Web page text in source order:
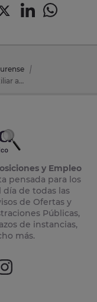
Convocatoria de 3 plazas: Oposiciones de Auxiliar administrativo en Deputación Provincial de Ourense (Orense)
y Empleo
pensada para los
de todas las
de Ofertas y
Públicas,
de instancias,
más.